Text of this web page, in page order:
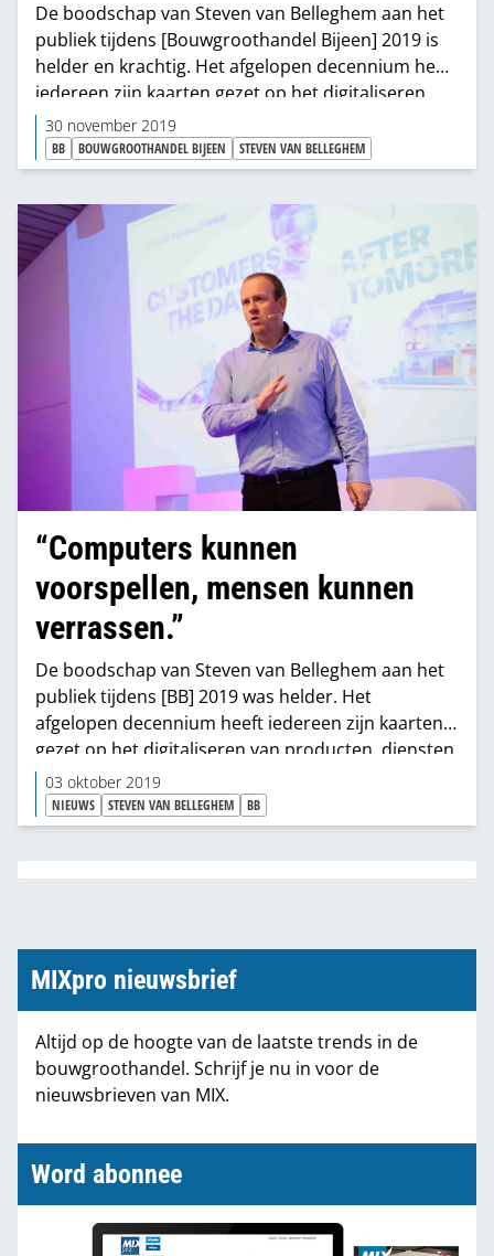
De boodschap van Steven van Belleghem aan het
publiek tijdens [Bouwgroothandel Bijeen] 2019 is
helder en krachtig. Het afgelopen decennium heeft
iedereen zijn kaarten gezet op het digitaliseren
van producten, diensten en processen. “Maar nu
komt de volgende fase. Hoe gaan we die data slim
en efficiënt inzetten en welke nieuwe
ontwikkelingen gaan we toevoegen om het de
klant nog aantrekkelijker te maken? Een ding is in
ieder geval duidelijk: de makkelijke jaren liggen
30 november 2019
BB BOUWGROOTHANDEL BIJEEN STEVEN VAN BELLEGHEM
“Computers kunnen
voorspellen, mensen kunnen
verrassen.”
De boodschap van Steven van Belleghem aan het
publiek tijdens [BB] 2019 was helder. Het
afgelopen decennium heeft iedereen zijn kaarten
gezet op het digitaliseren van producten, diensten
en processen. “Maar nu komt de volgende fase.
Hoe gaan we die data slim en efficiënt inzetten en
welke nieuwe ontwikkelingen gaan we toevoegen
om het de klant nog aantrekkelijker te maken? Een
ding is duidelijk: de makkelijke jaren liggen achter
03 oktober 2019
NIEUWS STEVEN VAN BELLEGHEM BB
MIXpro nieuwsbrief
Altijd op de hoogte van de laatste trends in de
bouwgroothandel. Schrijf je nu in voor de
nieuwsbrieven van MIX.
Word abonnee